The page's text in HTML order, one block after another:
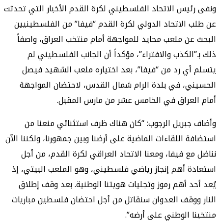
ونفى رئيس الاتحاد الفلسطيني لكرة القدم الأخبار التي تحدثت
عن طلب الاتحاد الدولي لكرة القدم “فيفا” من الفلسطينيين
البحث عن ملعب محايد للمواجهة أمام منتخب العراق، واصفاً
ذلك بـ”الكذب والافتراء”، مؤكداً أن الجانب الفلسطيني لم
يتسلم أي رد من “فيفا”، بعد اختياره ملعب الشهيد فيصل
الحسيني، في بلدة الرام شمال القدس، لاحتضان المواجهة
أمام العراق في الخامس عشر من مارس المقبل.
وأضاف جبريل الرجوب: “كان هناك ظرف استثنائي منعنا من
استضافة اللقاءات الماضية على أرضنا وبين جمهورنا، ولكننا الآن
نناضل مع فيفا، ومعنا الاتحاد العراقي لكرة القدم، من أجل
استعادة أهم إنجاز رياضي فلسطيني، وهو الملعب البيتي، إذ
يُعد أحد أهم رموز وتجليات هويتنا الوطنية. بعد وقف إطلاق
النار ووقف العدوان سنقاتل من أجل احتضان فلسطين مباريات
منتخبنا الوطني على أرضه”.